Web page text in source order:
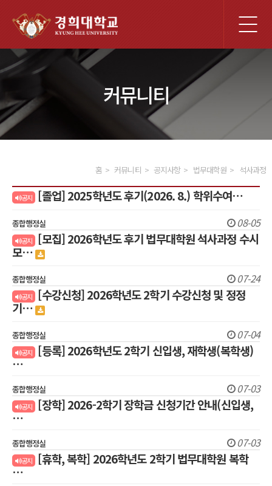
체
메
커뮤니티
홈 커뮤니티 공지사항 법무대학원 석사과정
공지 [졸업] 2025학년도 후기(2026. 8.) 학위수여…
종합행정실 08-05
공지
[모집] 2026학년도 후기 법무대학원 석사과정 수시
모…
종합행정실 07-24
공지
[수강신청] 2026학년도 2학기 수강신청 및 정정
기…
종합행정실 07-04
공지
[등록] 2026학년도 2학기 신입생, 재학생(복학생)
…
종합행정실 07-03
공지
[장학] 2026-2학기 장학금 신청기간 안내(신입생,
…
종합행정실 07-03
공지
[휴학, 복학] 2026학년도 2학기 법무대학원 복학
…